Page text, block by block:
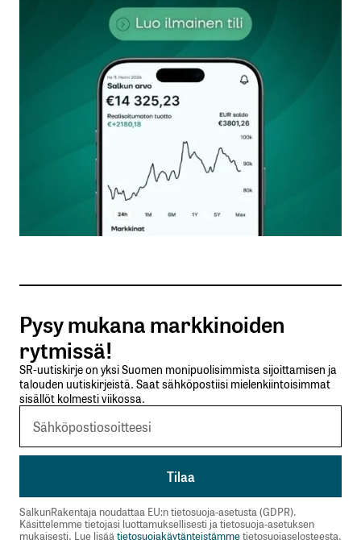
Sähköpostiosoitettasi ei julkaista.Pakolliset
kentät on merkitty*
Kommentti*
Nimesi tai nimimerkkisi
Sähköpostiosoitteesi
Tilaa SalkunRakentajan uutiskirje
Lähetä kommentti
Pysy mukana markkinoiden
rytmissä!
SR-uutiskirje on yksi Suomen monipuolisimmista sijoittamisen ja
talouden uutiskirjeistä. Saat sähköpostiisi mielenkiintoisimmat
sisällöt kolmesti viikossa.
SalkunRakentaja noudattaa EU:n tietosuoja-asetusta (GDPR).
Käsittelemme tietojasi luottamuksellisesti ja tietosuoja-asetuksen
mukaisesti. Lue lisää tietosuojakäytänteistämmetietosuojaselosteesta.